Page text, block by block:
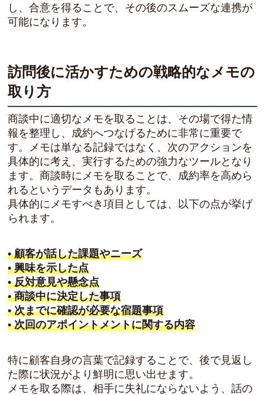
し、合意を得ることで、その後のスムーズな連携が
可能になります。
訪問後に活かすための戦略的なメモの
取り方
商談中に適切なメモを取ることは、その場で得た情
報を整理し、成約へつなげるために非常に重要で
す。メモは単なる記録ではなく、次のアクションを
具体的に考え、実行するための強力なツールとなり
ます。商談時にメモを取ることで、成約率を高めら
れるというデータもあります。
具体的にメモすべき項目としては、以下の点が挙げ
られます。
• 顧客が話した課題やニーズ
• 興味を示した点
• 反対意見や懸念点
• 商談中に決定した事項
• 次までに確認が必要な宿題事項
• 次回のアポイントメントに関する内容
特に顧客自身の言葉で記録することで、後で見返し
た際に状況がより鮮明に思い出せます。
メモを取る際は、相手に失礼にならないよう、話の